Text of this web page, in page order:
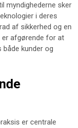
myndighederne sker
i deres
af sikkerhed og en
er afgørende for at
kunder og
er centrale